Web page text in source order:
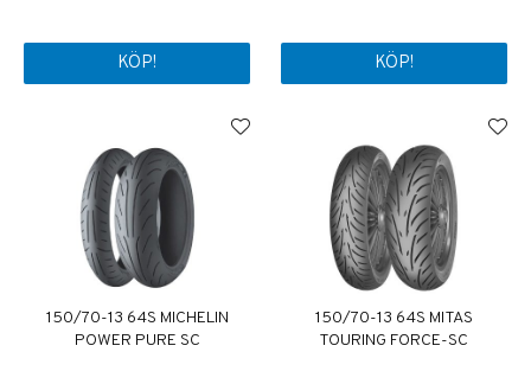
KÖP! KÖP!
150/70-13 64S MICHELIN
POWER PURE SC
150/70-13 64S MITAS
TOURING FORCE-SC